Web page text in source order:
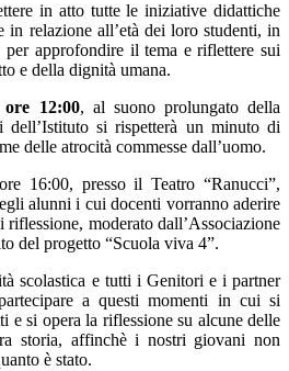
in atto tutte le iniziative didattiche
in relazione all’età dei loro studenti, in
approfondire il tema e riflettere sui
e della dignità umana.
12:00, al suono prolungato della
si rispetterà un minuto di
delle atrocità commesse dall’uomo.
16:00, presso il Teatro “Ranucci”,
alunni i cui docenti vorranno aderire
moderato dall’Associazione
del progetto “Scuola viva 4”.
scolastica e tutti i Genitori e i partner
a questi momenti in cui si
e si opera la riflessione su alcune delle
storia, affinchè i nostri giovani non
è stato.